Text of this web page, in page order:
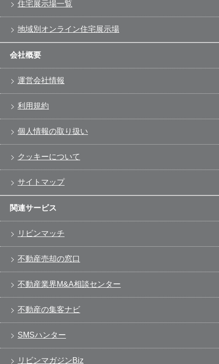
住宅展示場一覧
地域別オンライン住宅展示場
会社概要
運営会社情報
利用規約
個人情報の取り扱い
クッキーについて
サイトマップ
関連サービス
リビンマッチ
不動産売却の窓口
不動産業界M&A相談センター
不動産の集客ナビ
SMSハンター
リビンマガジンBiz